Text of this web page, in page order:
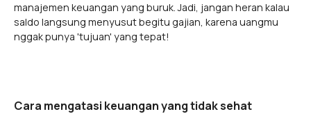
manajemen keuangan yang buruk. Jadi, jangan heran kalau
saldo langsung menyusut begitu gajian, karena uangmu
nggak punya 'tujuan' yang tepat!
Cara mengatasi keuangan yang tidak sehat